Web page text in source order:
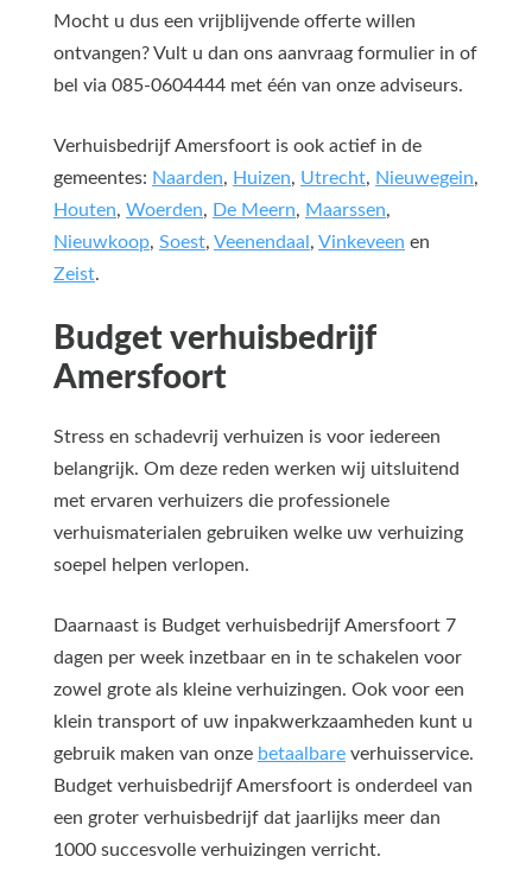
Mocht u dus een vrijblijvende offerte willen
ontvangen? Vult u dan ons aanvraag formulier in of
bel via 085-0604444 met één van onze adviseurs.
Verhuisbedrijf Amersfoort is ook actief in de
gemeentes: Naarden, Huizen, Utrecht, Nieuwegein,
Houten, Woerden, De Meern, Maarssen,
Nieuwkoop, Soest, Veenendaal , Vinkeveen en
Zeist.
Budget verhuisbedrijf
Amersfoort
Stress en schadevrij verhuizen is voor iedereen
belangrijk. Om deze reden werken wij uitsluitend
met ervaren verhuizers die professionele
verhuismaterialen gebruiken welke uw verhuizing
soepel helpen verlopen.
Daarnaast is Budget verhuisbedrijf Amersfoort 7
dagen per week inzetbaar en in te schakelen voor
zowel grote als kleine verhuizingen. Ook voor een
klein transport of uw inpakwerkzaamheden kunt u
gebruik maken van onze betaalbare verhuisservice.
Budget verhuisbedrijf Amersfoort is onderdeel van
een groter verhuisbedrijf dat jaarlijks meer dan
1000 succesvolle verhuizingen verricht.